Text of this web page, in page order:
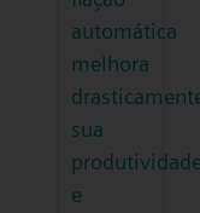
automática
melhora
sua
e